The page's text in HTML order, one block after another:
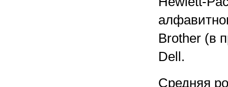
Brother (в
Dell.
Средняя